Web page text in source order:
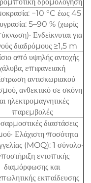
−10 °C έως 45
5–90 % (χωρίς
Ενδείκνυται για
διαδρόμους ≥1,5 m
από υψηλής αντοχής
επιφανειακή
αντισκωριακού
ανθεκτικό σε σκόνη
ηλεκτρομαγνητικές
παρεμβολές
διαστάσεις
Ελάχιστη ποσότητα
(MOQ): 1 σύνολο·
εντοπικής
διαμόρφωσης και
εκπαίδευσης